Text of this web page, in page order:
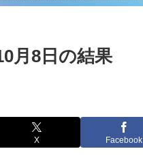
月8日の結果
X Facebook